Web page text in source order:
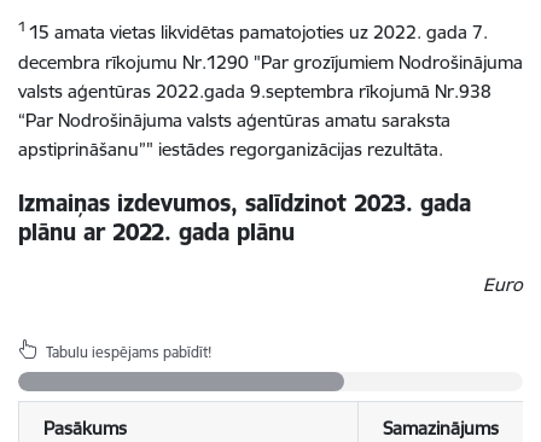
1 15 amata vietas likvidētas pamatojoties uz 2022. gada 7.
decembra rīkojumu Nr.1290 "Par grozījumiem Nodrošinājuma
valsts aģentūras 2022.gada 9.septembra rīkojumā Nr.938
“Par Nodrošinājuma valsts aģentūras amatu saraksta
apstiprināšanu”" iestādes regorganizācijas rezultāta.
Izmaiņas izdevumos, salīdzinot 2023. gada
plānu ar 2022. gada plānu
Euro
Tabulu iespējams pabīdīt!
Pasākums Samazinājums